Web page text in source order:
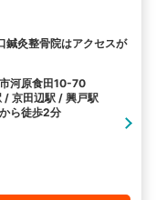
鍼灸整骨院はアクセスが
河原食田10-70
/ 京田辺駅 / 興戸駅
ら徒歩2分